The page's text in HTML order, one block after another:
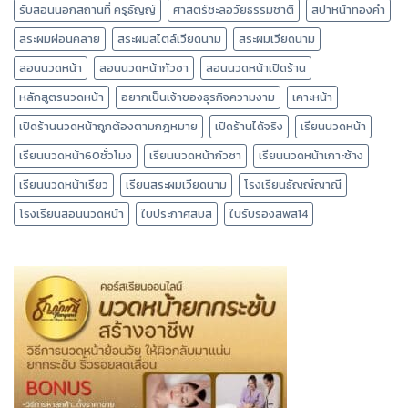
รับสอนนอกสถานที่ ครูธัญญ์
ศาสตร์ชะลอวัยธรรมชาติ
สปาหน้าทองคำ
สระผมผ่อนคลาย
สระผมสไตล์เวียดนาม
สระผมเวียดนาม
สอนนวดหน้า
สอนนวดหน้ากัวซา
สอนนวดหน้าเปิดร้าน
หลักสูตรนวดหน้า
อยากเป็นเจ้าของธุรกิจความงาม
เคาะหน้า
เปิดร้านนวดหน้าถูกต้องตามกฎหมาย
เปิดร้านได้จริง
เรียนนวดหน้า
เรียนนวดหน้า60ชั่วโมง
เรียนนวดหน้ากัวซา
เรียนนวดหน้าเกาะช้าง
เรียนนวดหน้าเรียว
เรียนสระผมเวียดนาม
โรงเรียนธัญญ์ญาณี
โรงเรียนสอนนวดหน้า
ใบประกาศสบส ใบรับรองสพส14